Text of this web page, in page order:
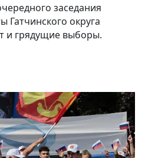
заседания
округа
и грядущие выборы.